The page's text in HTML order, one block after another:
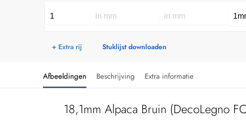
+ Extra rij Stuklijst downloaden
Afbeeldingen Beschrijving Extra informatie
18,1mm Alpaca Bruin (DecoLegno